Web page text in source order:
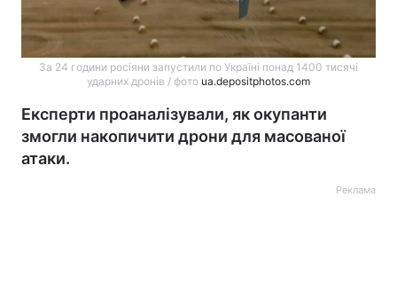
За 24 години росіяни запустили по Україні понад 1400 тисячі
ударних дронів / фото ua.depositphotos.com
Експерти проаналізували, як окупанти
змогли накопичити дрони для масованої
атаки.
Реклама